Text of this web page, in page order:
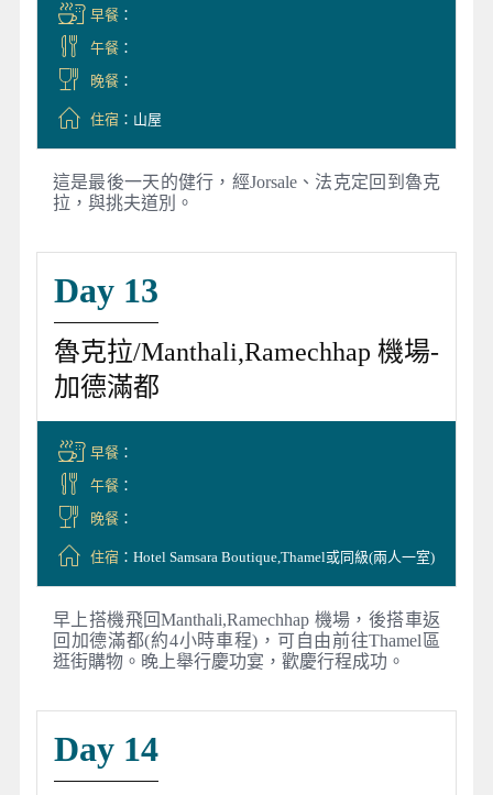
早餐：
午餐：
晚餐：
住宿：山屋
這是最後一天的健行，經Jorsale、法克定回到魯克
拉，與挑夫道別。
Day 13
魯克拉/Manthali,Ramechhap 機場-
加德滿都
早餐：
午餐：
晚餐：
住宿：Hotel Samsara Boutique,Thamel或同級(兩人一室)
早上搭機飛回Manthali,Ramechhap 機場，後搭車返
回加德滿都(約4小時車程)，可自由前往Thamel區
逛街購物。晚上舉行慶功宴，歡慶行程成功。
Day 14